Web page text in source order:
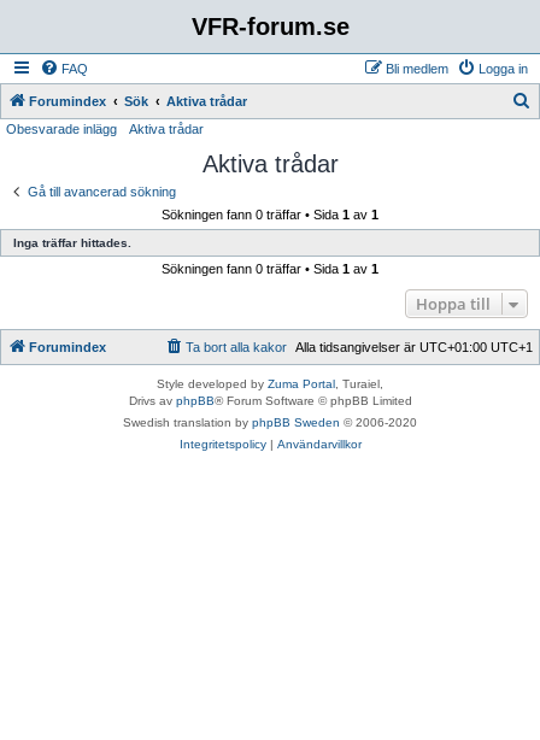
VFR-forum.se
FAQ Logga in
Bli medlem
Forumindex Sök Aktiva trådar
Obesvarade inlägg Aktiva trådar
Aktiva trådar
Gå till avancerad sökning
Sökningen fann 0 träffar • Sida 1 av 1
Inga träffar hittades.
Sökningen fann 0 träffar • Sida 1 av 1
Hoppa till
Forumindex Alla tidsangivelser är UTC+01:00 UTC+1
Ta bort alla kakor
Style developed by Zuma Portal , Turaiel,
Drivs av phpBB® Forum Software © phpBB Limited
Swedish translation by phpBB Sweden © 2006-2020
Integritetspolicy| Användarvillkor